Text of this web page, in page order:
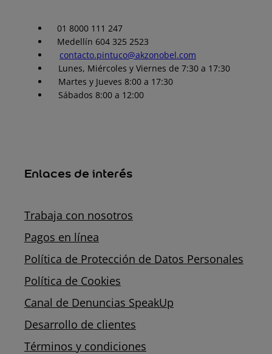
01 8000 111 247
Medellín 604 325 2523
contacto.pintuco@akzonobel.com
Lunes, Miércoles y Viernes de 7:30 a 17:30
Martes y Jueves 8:00 a 17:30
Sábados 8:00 a 12:00
Enlaces de interés
Trabaja con nosotros
Pagos en línea
Política de Protección de Datos Personales
Política de Cookies
Canal de Denuncias SpeakUp
Desarrollo de clientes
Términos y condiciones